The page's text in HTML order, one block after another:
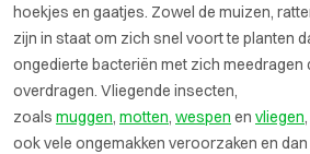
hoekjes en gaatjes. Zowel de muizen,
zijn in staat om zich snel voort te planten
ongedierte bacteriën met zich meedragen
overdragen. Vliegende insecten,
zoals muggen, motten, wespen en vliegen
ook vele ongemakken veroorzaken en